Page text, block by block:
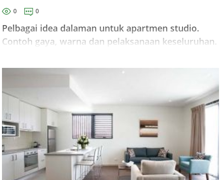
0 0
Pelbagai idea dalaman untuk apartmen studio.
Contoh gaya, warna dan pelaksanaan keseluruhan.